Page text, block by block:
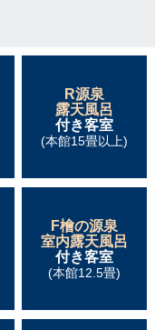
R源泉
露天風呂
付き客室
(本館15畳以上)
F檜の源泉
室内露天風呂
付き客室
(本館12.5畳)